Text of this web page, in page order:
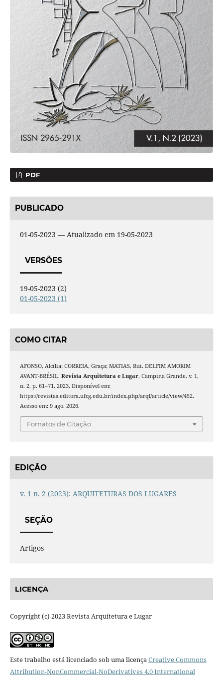
PDF
PUBLICADO
01-05-2023 — Atualizado em 19-05-2023
VERSÕES
19-05-2023 (2)
01-05-2023 (1)
COMO CITAR
AFONSO, Alcília; CORREIA, Graça; MATIAS, Rui. DELFIM AMORIM
AVANT-BRÉSIL. Revista Arquitetura e Lugar, Campina Grande, v. 1,
n. 2, p. 61–71, 2023. Disponível em:
https://revistas.editora.ufcg.edu.br/index.php/arql/article/view/452.
Acesso em: 9 ago. 2026.
Fomatos de Citação
EDIÇÃO
v. 1 n. 2 (2023): ARQUITETURAS DOS LUGARES
SEÇÃO
Artigos
LICENÇA
Copyright (c) 2023 Revista Arquitetura e Lugar
Este trabalho está licenciado sob uma licençaCreative Commons
Attribution-NonCommercial-NoDerivatives 4.0 International